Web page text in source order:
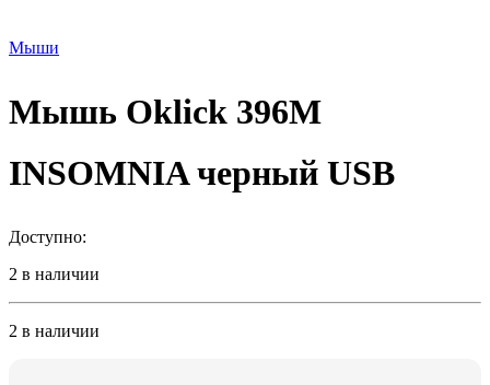
Мыши
Мышь Oklick 396M
INSOMNIA черный USB
Доступно:
2 в наличии
2 в наличии